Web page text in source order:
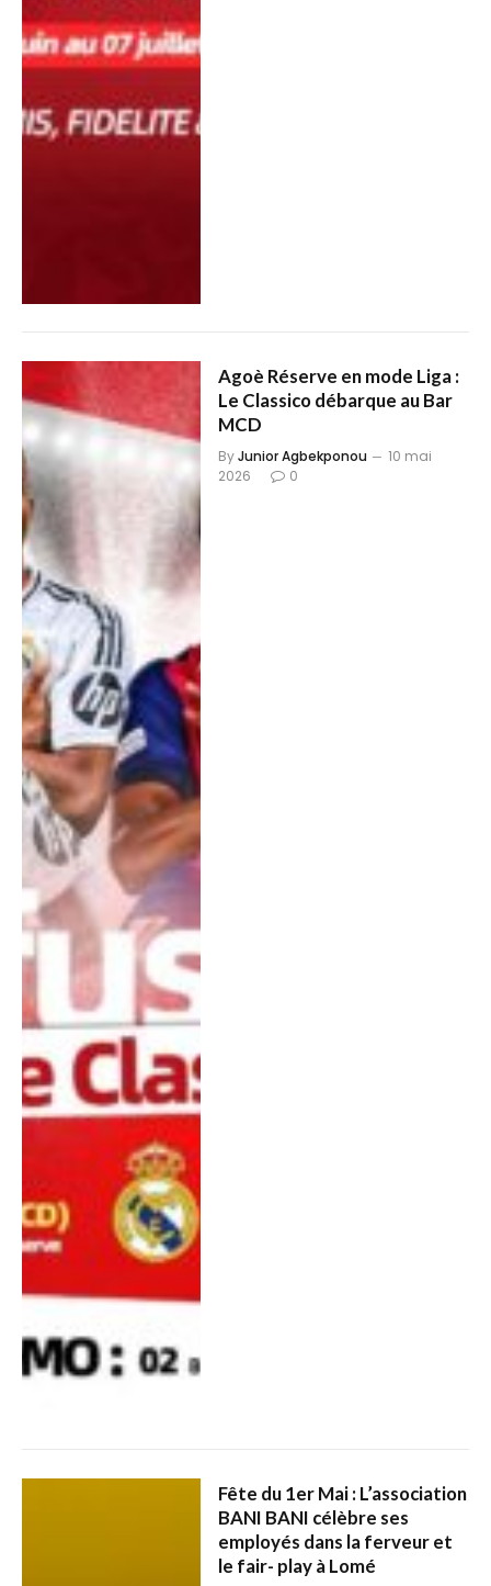
Agoè Réserve en mode Liga :
Le Classico débarque au Bar
MCD
ByJunior Agbekponou
10 mai
2026
0
Fête du 1er Mai : L’association
BANI BANI célèbre ses
employés dans la ferveur et
le fair- play à Lomé